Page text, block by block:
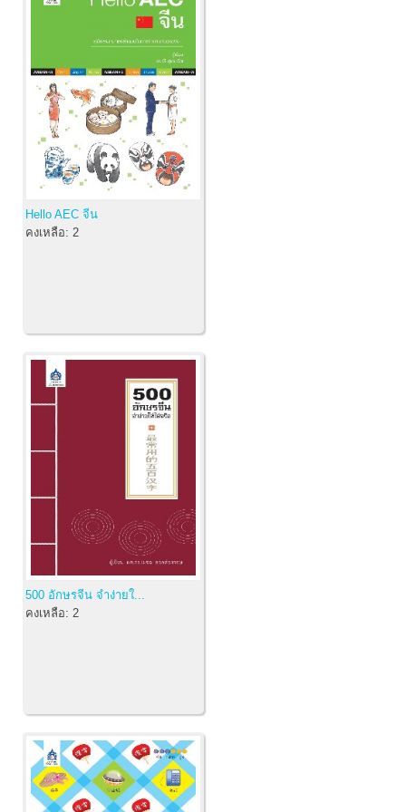
Hello AEC จีน
คงเหลือ: 2
500 อักษรจีน จำง่ายใ...
คงเหลือ: 2